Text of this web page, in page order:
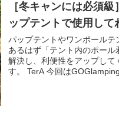
［冬キャンには必須
ップテントで使用して
パップテントやワンポール
あるはず「テント内のポー
解決し、利便性をアップして
す。 TerA 今回は